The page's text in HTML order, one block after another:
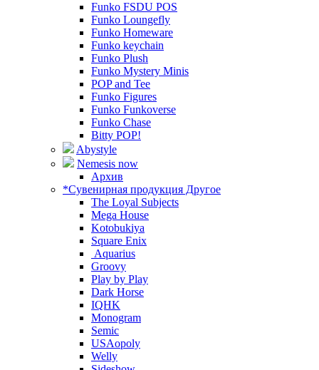
Funko FSDU POS
Funko Loungefly
Funko Homeware
Funko keychain
Funko Plush
Funko Mystery Minis
POP and Tee
Funko Figures
Funko Funkoverse
Funko Chase
Bitty POP!
Abystyle
Nemesis now
Архив
*Сувенирная продукция Другое
The Loyal Subjects
Mega House
Kotobukiya
Square Enix
Aquarius
Groovy
Play by Play
Dark Horse
IQHK
Monogram
Semic
USAopoly
Welly